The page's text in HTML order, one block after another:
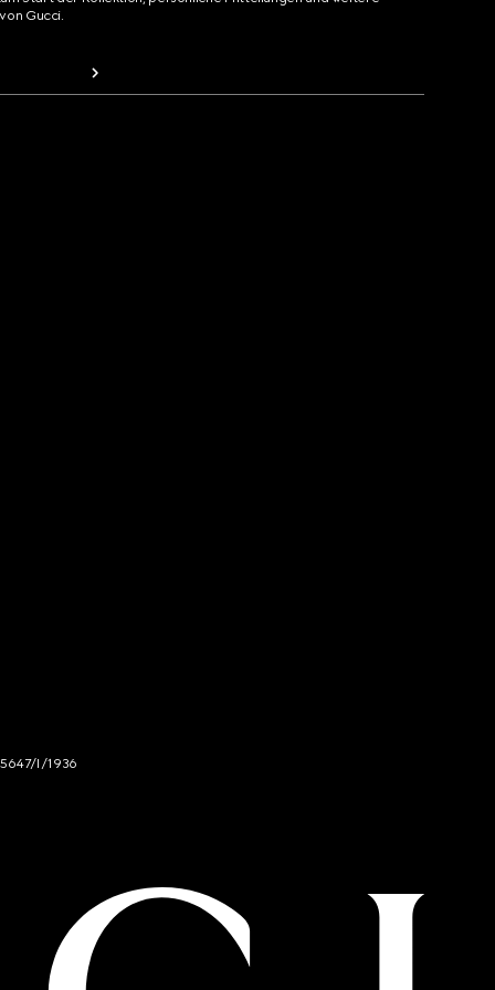
Gucci.
I/1936